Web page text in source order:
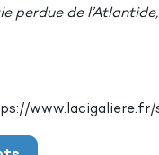
perdue de